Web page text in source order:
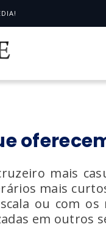
mais
mais
ou com
em outros